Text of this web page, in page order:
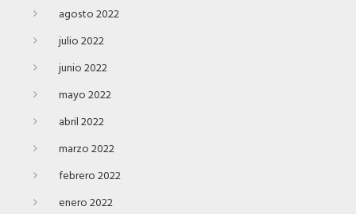
agosto 2022
julio 2022
junio 2022
mayo 2022
abril 2022
marzo 2022
febrero 2022
enero 2022